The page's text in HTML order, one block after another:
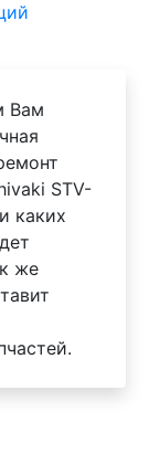
Вам
STV-
каких
же